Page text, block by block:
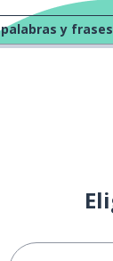
palabras y frases